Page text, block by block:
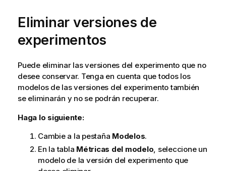
Eliminar versiones de
experimentos
Puede eliminar las versiones del experimento que no
desee conservar. Tenga en cuenta que todos los
modelos de las versiones del experimento también
se eliminarán y no se podrán recuperar.
Haga lo siguiente:
Cambie a la pestaña Modelos.
En la tabla Métricas del modelo, seleccione un
modelo de la versión del experimento que